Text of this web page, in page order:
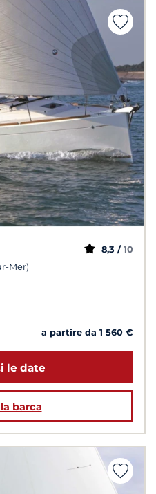
Mer)
8,3 / 10
a partire da 1 560 €
le date
barca